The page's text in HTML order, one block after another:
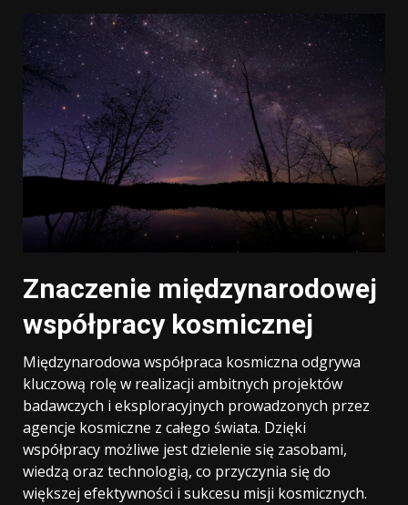
Znaczenie międzynarodowej
współpracy kosmicznej
Międzynarodowa współpraca kosmiczna odgrywa
kluczową rolę w realizacji ambitnych projektów
badawczych i eksploracyjnych prowadzonych przez
agencje kosmiczne z całego świata. Dzięki
współpracy możliwe jest dzielenie się zasobami,
wiedzą oraz technologią, co przyczynia się do
większej efektywności i sukcesu misji kosmicznych.